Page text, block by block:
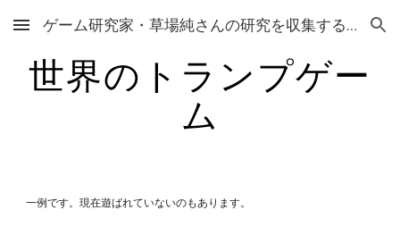
Skip to main content Skip to navigation
ゲーム研究家・草場純さんの研究を収集するサイト
世界のトランプゲー
ム
一例です。現在遊ばれていないのもあります。